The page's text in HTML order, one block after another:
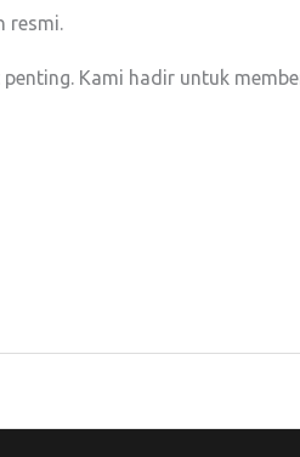
resmi.
penting. Kami hadir untuk